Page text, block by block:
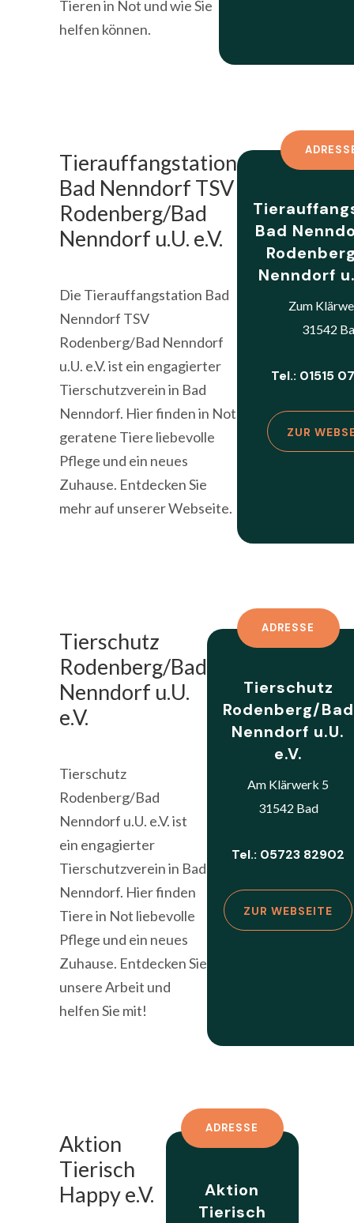
Tieren in Not und wie Sie
helfen können.
Tierauffangstation
Bad Nenndorf TSV
Rodenberg/Bad
Nenndorf u.U. e.V.
Die Tierauffangstation Bad
Nenndorf TSV
Rodenberg/Bad Nenndorf
u.U. e.V. ist ein engagierter
Tierschutzverein in Bad
Nenndorf. Hier finden in Not
geratene Tiere liebevolle
Pflege und ein neues
Zuhause. Entdecken Sie
mehr auf unserer Webseite.
Bad
Nenndorf
Zum
31542
Tel.: 01515
ZUR
Tierschutz
Rodenberg/Bad
Nenndorf u.U.
e.V.
Tierschutz
Rodenberg/Bad
Nenndorf u.U. e.V. ist
ein engagierter
Tierschutzverein in Bad
Nenndorf. Hier finden
Tiere in Not liebevolle
Pflege und ein neues
Zuhause. Entdecken Sie
unsere Arbeit und
helfen Sie mit!
ADRESSE
Tierschutz
Rodenberg/Bad
Nenndorf u.U.
e.V.
Am Klärwerk 5
31542 Bad
Tel.: 05723 82902
ZUR WEBSEITE
Aktion
Tierisch
Happy e.V.
ADRESSE
Aktion
Tierisch